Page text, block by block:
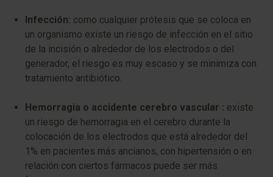
Infección: como cualquier prótesis que se coloca en
un organismo existe un riesgo de infección en el sitio
de la incisión o alrededor de los electrodos o del
generador, el riesgo es muy escaso y se minimiza con
tratamiento antibiótico.
Hemorragia o accidente cerebro vascular : existe
un riesgo de hemorragia en el cerebro durante la
colocación de los electrodos que está alrededor del
1% en pacientes más ancianos, con hipertensión o en
relación con ciertos fármacos puede ser más